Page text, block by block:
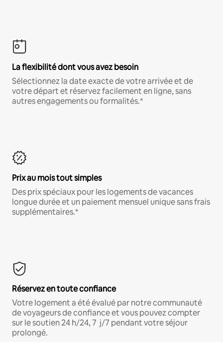
La flexibilité dont vous avez besoin
Sélectionnez la date exacte de votre arrivée et de
votre départ et réservez facilement en ligne, sans
autres engagements ou formalités.*
Prix au mois tout simples
Des prix spéciaux pour les logements de vacances
longue durée et un paiement mensuel unique sans frais
supplémentaires.*
Réservez en toute confiance
Votre logement a été évalué par notre communauté
de voyageurs de confiance et vous pouvez compter
sur le soutien 24 h/24, 7 j/7 pendant votre séjour
prolongé.